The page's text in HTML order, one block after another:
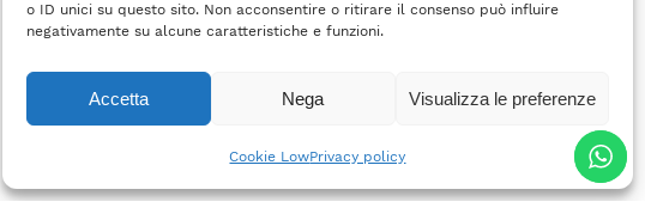
o ID unici su questo sito. Non acconsentire o ritirare il consenso può influire
negativamente su alcune caratteristiche e funzioni.
Accetta Nega Visualizza le preferenze
Cookie LowPrivacy policy